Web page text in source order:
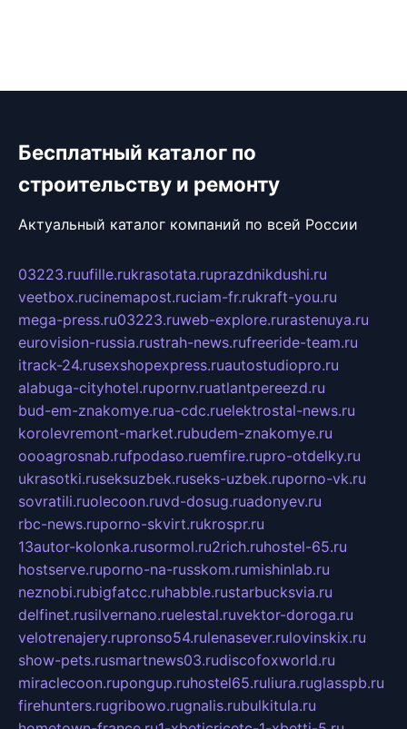
Бесплатный каталог по
строительству и ремонту
Актуальный каталог компаний по всей России
03223.ruufille.rukrasotata.ruprazdnikdushi.ru
veetbox.rucinemapost.ruciam-fr.rukraft-you.ru
mega-press.ru03223.ruweb-explore.rurastenuya.ru
eurovision-russia.rustrah-news.rufreeride-team.ru
itrack-24.rusexshopexpress.ruautostudiopro.ru
alabuga-cityhotel.rupornv.ruatlantpereezd.ru
bud-em-znakomye.rua-cdc.ruelektrostal-news.ru
korolevremont-market.rubudem-znakomye.ru
oooagrosnab.rufpodaso.ruemfire.rupro-otdelky.ru
ukrasotki.ruseksuzbek.ruseks-uzbek.ruporno-vk.ru
sovratili.ruolecoon.ruvd-dosug.ruadonyev.ru
rbc-news.ruporno-skvirt.rukrospr.ru
13autor-kolonka.rusormol.ru2rich.ruhostel-65.ru
hostserve.ruporno-na-russkom.rumishinlab.ru
neznobi.rubigfatcc.ruhabble.rustarbucksvia.ru
delfinet.rusilvernano.ruelestal.ruvektor-doroga.ru
velotrenajery.rupronso54.rulenasever.rulovinskix.ru
show-pets.rusmartnews03.rudiscofoxworld.ru
miraclecoon.rupongup.ruhostel65.ruliura.ruglasspb.ru
firehunters.rugribowo.rugnalis.rubulkitula.ru